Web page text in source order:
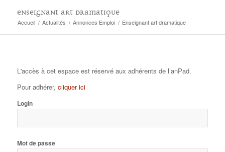
Enseignant art dramatique
Accueil / Actualités / Annonces Emploi / Enseignant art dramatique
L'accès à cet espace est réservé aux adhérents de l’anPad.
Pour adhérer, cliquer ici
Login
Mot de passe